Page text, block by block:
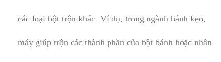
các loại bột trộn khác. Ví dụ, trong ngành bánh kẹo,
máy giúp trộn các thành phần của bột bánh hoặc nhân